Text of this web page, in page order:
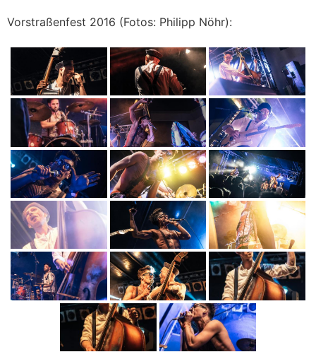
Vorstraßenfest 2016 (Fotos: Philipp Nöhr):